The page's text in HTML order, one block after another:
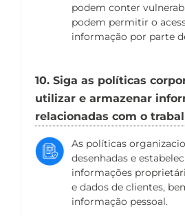
podem conter
podem permitir o
informação por parte
10. Siga as políticas
utilizar e armazenar
relacionadas com o
As políticas
desenhadas e
informações
e dados de clientes,
informação pessoal.